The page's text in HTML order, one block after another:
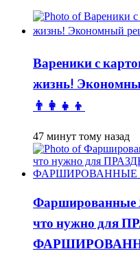
Вареники с
жизнь!
👨👩👧👦
47 минут тому назад
что нужно для